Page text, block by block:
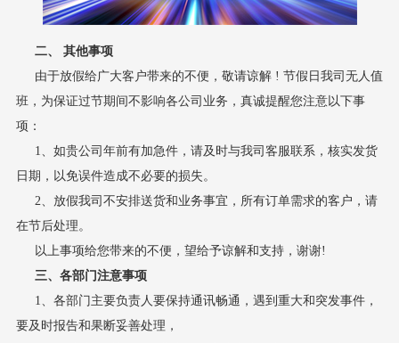
二、 其他事项
由于放假给广大客户带来的不便，敬请谅解 ! 节假日我司无人值
班，为保证过节期间不影响各公司业务，真诚提醒您注意以下事
项：
1、如贵公司年前有加急件，请及时与我司客服联系，核实发货
日期，以免误件造成不必要的损失。
2、放假我司不安排送货和业务事宜，所有订单需求的客户，请
在节后处理。
以上事项给您带来的不便，望给予谅解和支持，谢谢!
三、各部门注意事项
1、 各部门主要负责人要保持通讯畅通，遇到重大和突发事件，
要及时报告和果断妥善处理，